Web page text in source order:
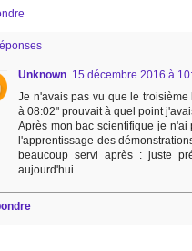
Unknown 15 décembre 2016 à
Je n'avais pas vu que le
à 08:02" prouvait à quel point
Après mon bac scientifique je
l'apprentissage des
beaucoup servi après : juste
aujourd'hui.